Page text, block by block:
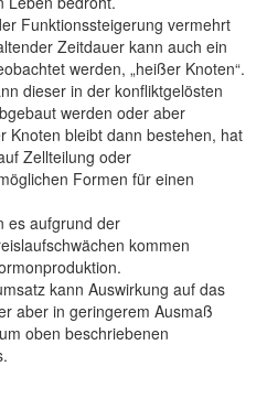
Funktionssteigerung vermehrt
Zeitdauer kann auch ein
werden, „heißer Knoten“.
dieser in der konfliktgelösten
werden oder aber
Knoten bleibt dann bestehen, hat
Zellteilung oder
Formen für einen
es aufgrund der
kommen
kann Auswirkung auf das
aber in geringerem Ausmaß
oben beschriebenen